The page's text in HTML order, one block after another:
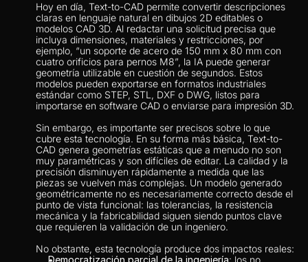
Hoy en día, Text-to-CAD permite convertir descripciones
claras en lenguaje natural en dibujos 2D editables o
modelos CAD 3D. Al redactar una solicitud precisa que
incluya dimensiones, materiales y restricciones, por
ejemplo, “un soporte de acero de 150 mm x 80 mm con
cuatro orificios para pernos M8”, la IA puede generar
geometría utilizable en cuestión de segundos. Estos
modelos pueden exportarse en formatos industriales
estándar como STEP, STL, DXF o DWG, listos para
importarse en software CAD o enviarse para impresión 3D.
Sin embargo, es importante ser precisos sobre lo que
cubre esta tecnología. En su forma más básica, Text-to-
CAD genera geometrías estáticas que a menudo no son
muy paramétricas y son difíciles de editar. La calidad y la
precisión disminuyen rápidamente a medida que las
piezas se vuelven más complejas. Un modelo generado
geométricamente no es necesariamente correcto desde el
punto de vista funcional: las tolerancias, la resistencia
mecánica y la fabricabilidad siguen siendo puntos clave
que requieren la validación de un ingeniero.
No obstante, esta tecnología produce dos impactos reales:
Democratización parcial de la ingeniería: los no